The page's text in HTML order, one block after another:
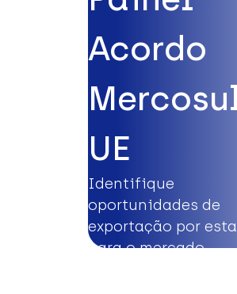
Acordo
UE
Identifique
oportunidades de
exportação por
para o mercado